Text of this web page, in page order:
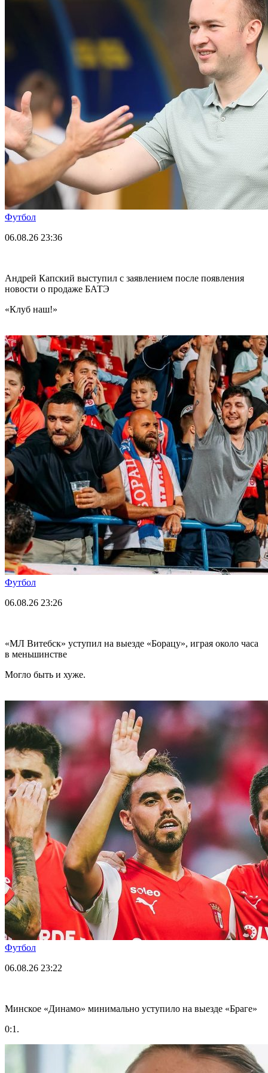
Футбол
06.08.26 23:36
Андрей Капский выступил с заявлением после появления
новости о продаже БАТЭ
«Клуб наш!»
Футбол
06.08.26 23:26
«МЛ Витебск» уступил на выезде «Борацу», играя около часа
в меньшинстве
Могло быть и хуже.
Футбол
06.08.26 23:22
Минское «Динамо» минимально уступило на выезде «Браге»
0:1.